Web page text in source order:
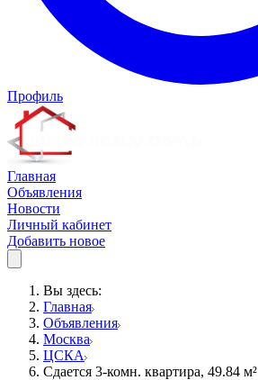
Профиль
Главная
Объявления
Новости
Личный кабинет
Добавить новое
Вы здесь:
Главная
Объявления
Москва
ЦСКА
Сдается 3-комн. квартира, 49.84 м²